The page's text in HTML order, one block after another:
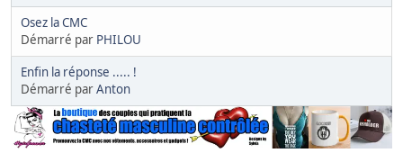
Osez la CMC
Démarré par PHILOU
Enfin la réponse ..... !
Démarré parAnton